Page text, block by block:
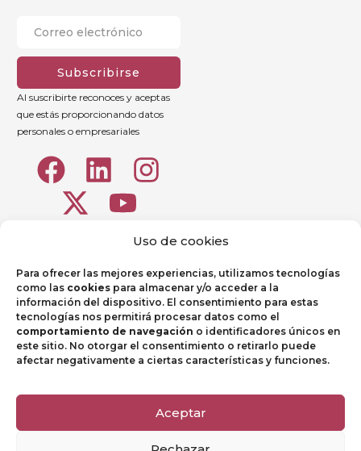
Uso de cookies
Para ofrecer las mejores experiencias, utilizamos tecnologías
como las cookies para almacenar y/o acceder a la
información del dispositivo. El consentimiento para estas
tecnologías nos permitirá procesar datos como el
comportamiento de navegación o identificadores únicos en
este sitio. No otorgar el consentimiento o retirarlo puede
afectar negativamente a ciertas características y funciones.
Aceptar
Subscribirse
Al suscribirte reconoces y aceptas
que estás proporcionando datos
personales o empresariales
Portal de Empleados
Aviso legal
Política de Privacidad
Política de Cookies